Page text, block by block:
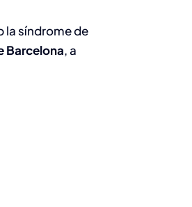
la síndrome de
Barcelona, a